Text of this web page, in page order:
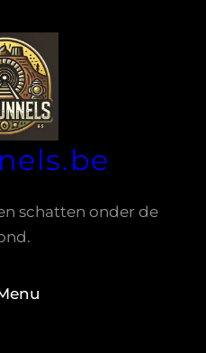
schatten onder de